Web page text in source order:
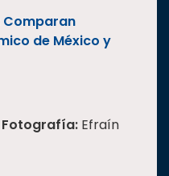
Comparan
de México y
Fotografía: Efraín